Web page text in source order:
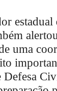
uma